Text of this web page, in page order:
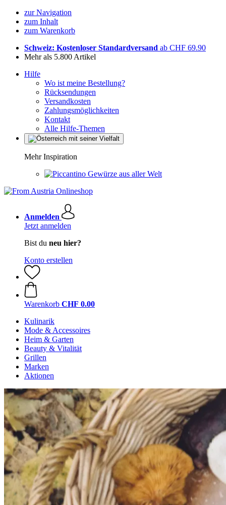
zur Navigation
zum Inhalt
zum Warenkorb
Schweiz: Kostenloser Standardversand ab CHF 69.90
Mehr als 5.800 Artikel
Hilfe
Wo ist meine Bestellung?
Rücksendungen
Versandkosten
Zahlungsmöglichkeiten
Kontakt
Alle Hilfe-Themen
Mehr Inspiration
Gewürze aus aller Welt
Anmelden
Jetzt anmelden
Bist du neu hier?
Konto erstellen
Warenkorb CHF 0.00
Kulinarik
Mode & Accessoires
Heim & Garten
Beauty & Vitalität
Grillen
Marken
Aktionen